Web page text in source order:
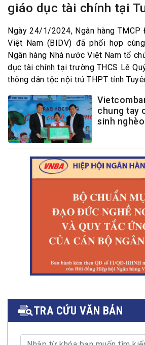
giáo dục tài chính tại
Ngày 24/1/2024, Ngân hàng
Việt Nam (BIDV) đã phối hợp
Ngân hàng Nhà nước Việt Nam tổ
dục tài chính tại trường THCS Lê
thông dân tộc nội trú THPT tỉnh
chung tay
sinh nghèo
TRA CỨU VĂN BẢN